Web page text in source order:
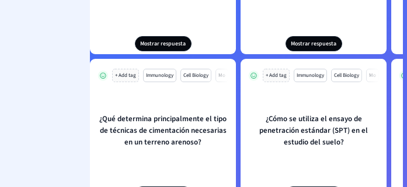
Mostrar respuesta Mostrar respuesta
+ Add tag Immunology Cell Biology Mo
¿Qué determina principalmente el tipo
de técnicas de cimentación necesarias
en un terreno arenoso?
+ Add tag Immunology Cell Biology Mo
¿Cómo se utiliza el ensayo de
penetración estándar (SPT) en el
estudio del suelo?